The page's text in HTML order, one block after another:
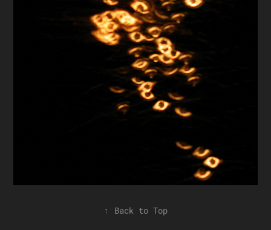
↑ Back to Top